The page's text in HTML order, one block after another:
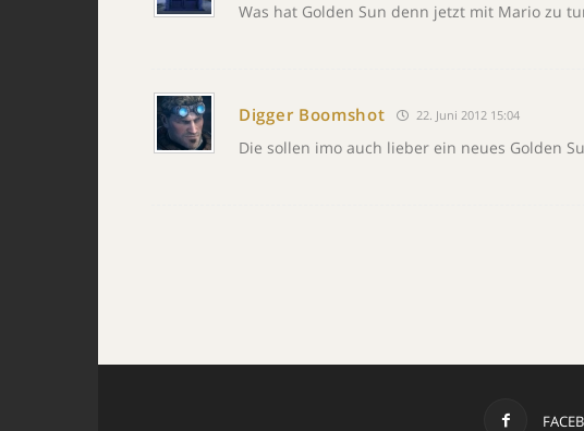
Was hat Golden Sun denn jetzt mit Mario zu
Digger Boomshot 22. Juni 2012 15:04
Die sollen imo auch lieber ein neues Golden